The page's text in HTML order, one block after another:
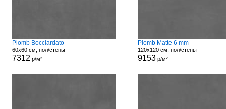
Plomb Bocciardato
60x60 см, пол/стены
7312 р/м²
Plomb Matte 6 mm
120x120 см, пол/стены
9153р/м²